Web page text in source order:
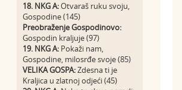
18. NKG A:Otvaraš ruku svoju,
Gospodine (145)
Preobraženje Gospodinovo:
Gospodin kraljuje (97)
19. NKG A: Pokaži nam,
Gospodine, milosrđe svoje (85)
VELIKA GOSPA:Zdesna ti je
Kraljica u zlatnoj odjeći (45)